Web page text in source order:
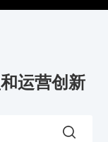
运营创新